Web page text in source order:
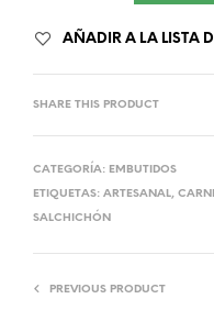
AÑADIR A LA LISTA
SHARE THIS PRODUCT
CATEGORÍA: EMBUTIDOS
ETIQUETAS: ARTESANAL,
SALCHICHÓN
PREVIOUS PRODUCT